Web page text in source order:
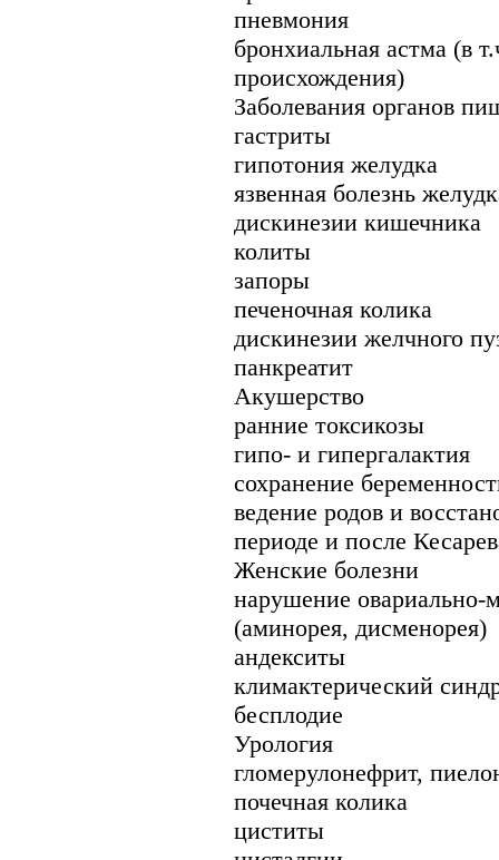
пневмония
бронхиальная астма (в
происхождения)
Заболевания органов
гастриты
гипотония желудка
язвенная болезнь
дискинезии кишечника
колиты
запоры
печеночная колика
дискинезии желчного
панкреатит
Акушерство
ранние токсикозы
гипо- и гипергалактия
сохранение
ведение родов и
периоде и после
Женские болезни
нарушение овариально-
(аминорея, дисменорея)
андекситы
климактерический
бесплодие
Урология
гломерулонефрит,
почечная колика
циститы